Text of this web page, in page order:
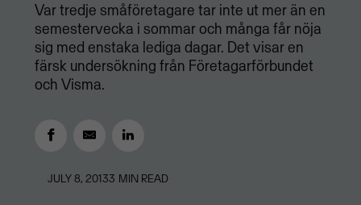
Var tredje småföretagare tar inte ut mer än en
semestervecka i sommar och många får nöja
sig med enstaka lediga dagar. Det visar en
färsk undersökning från Företagarförbundet
och Visma.
JULY 8, 20133 MIN READ